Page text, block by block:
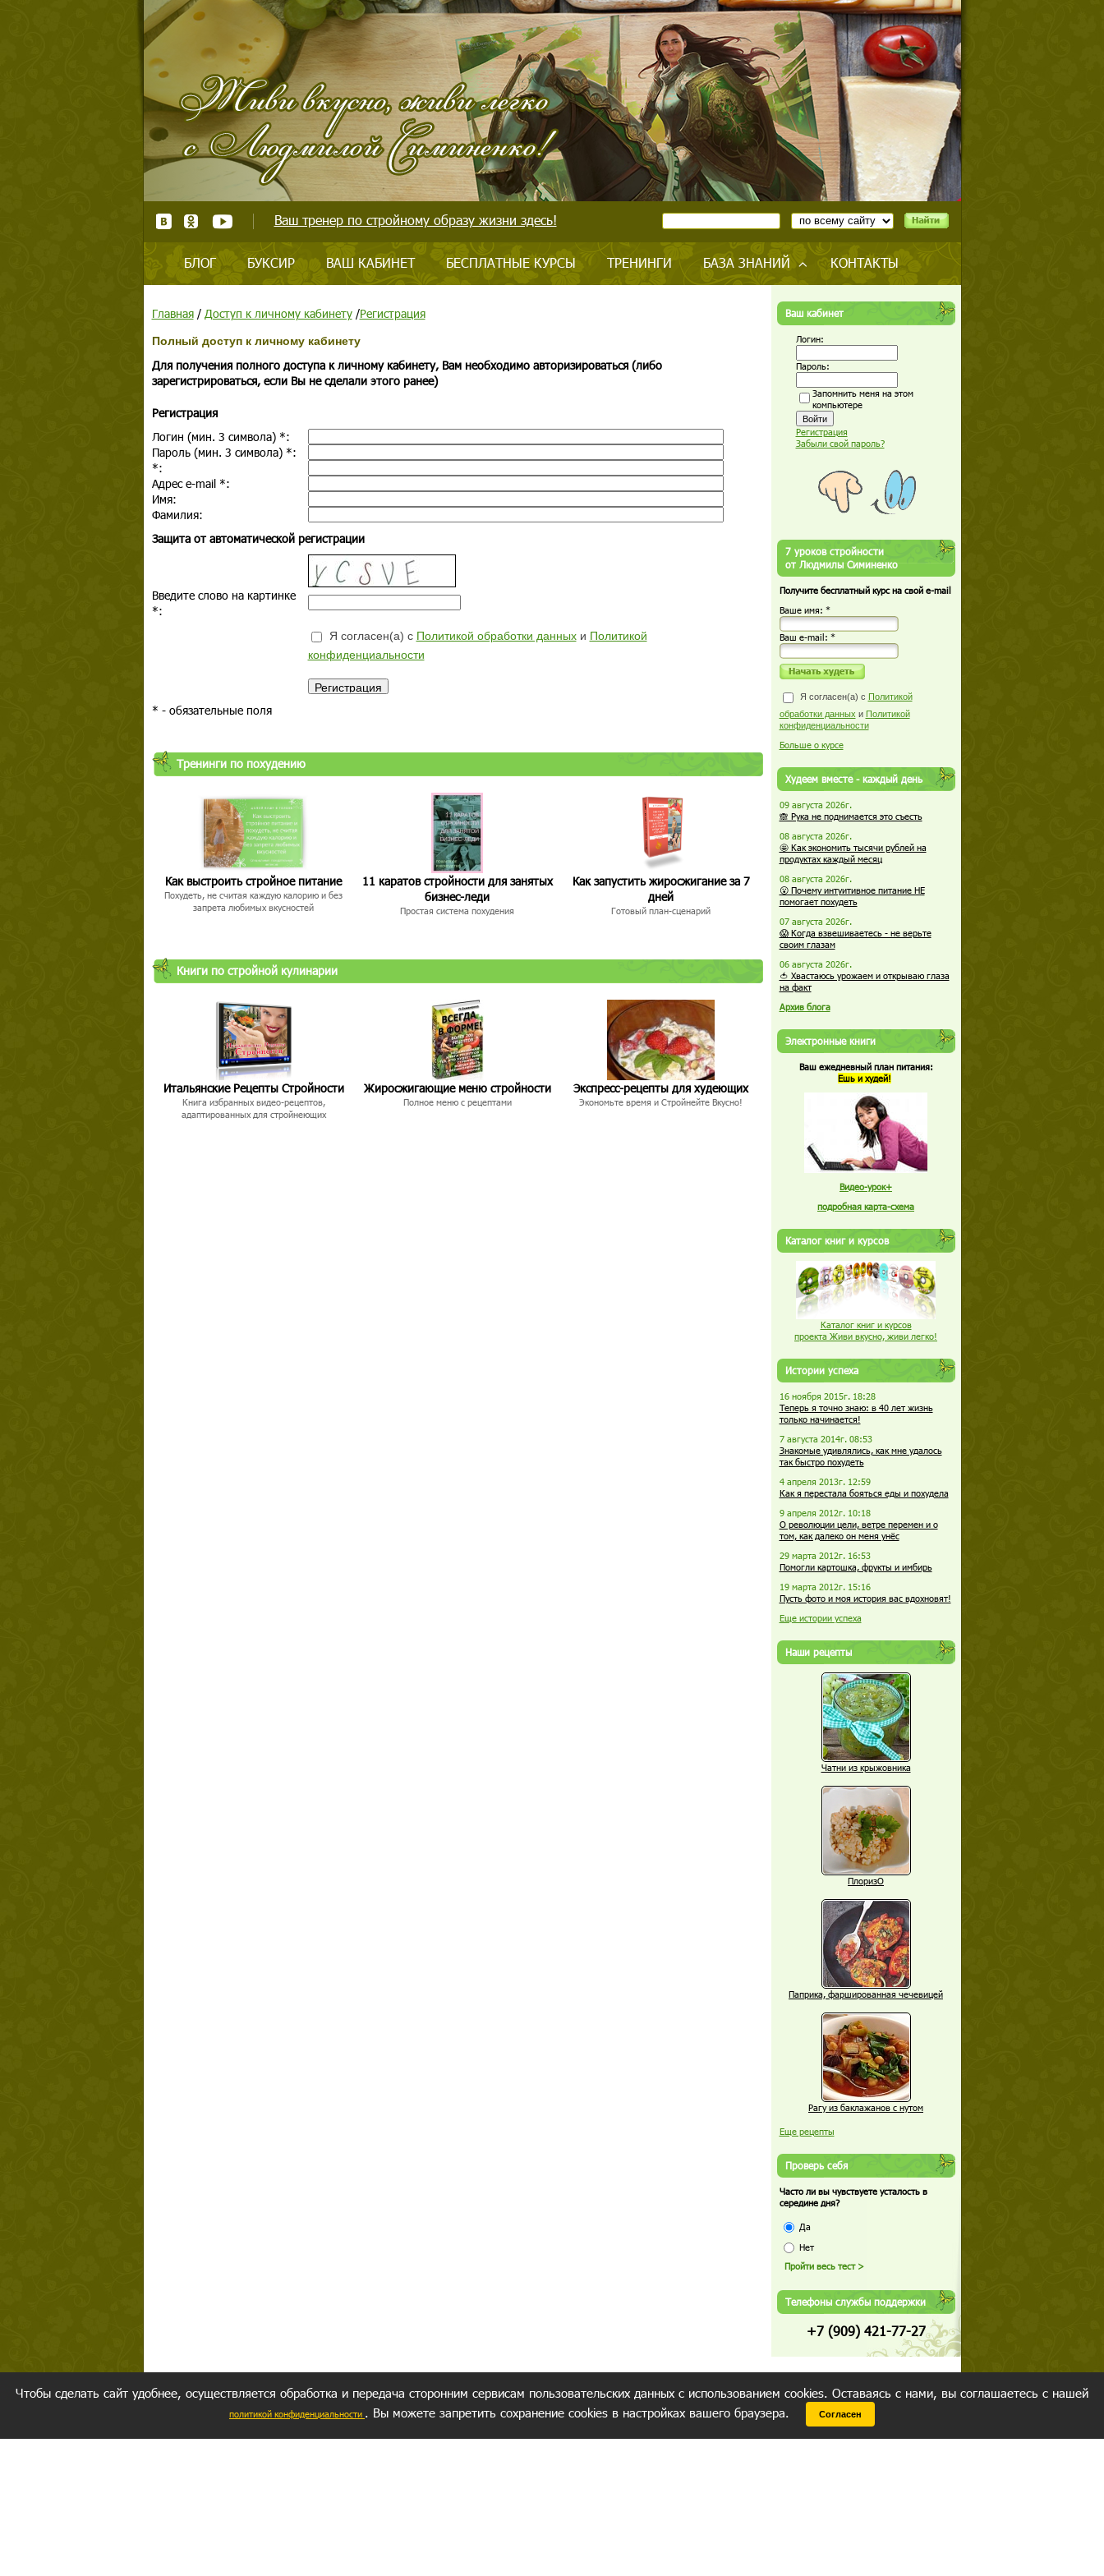
Ваш тренер по стройному образу жизни здесь!
БЛОГ БУКСИР ВАШ КАБИНЕТ БЕСПЛАТНЫЕ КУРСЫ ТРЕНИНГИ БАЗА ЗНАНИЙ КОНТАКТЫ
Главная/ Доступ к личному кабинету/Регистрация
Полный доступ к личному кабинету
Для получения полного доступа к личному кабинету, Вам необходимо авторизироваться (либо
зарегистрироваться, если Вы не сделали этого ранее)
Регистрация
Логин (мин. 3 символа) *:
Пароль (мин. 3 символа) *:
*:
Адрес e-mail *:
Имя:
Фамилия:
Защита от автоматической регистрации
Введите слово на картинке
*:
Я согласен(а) с Политикой обработки данныхи Политикой
конфиденциальности
* - обязательные поля
Тренинги по похудению
Как выстроить стройное питание
Похудеть, не считая каждую калорию и без
запрета любимых вкусностей
11 каратов стройности для занятых
бизнес-леди
Простая система похудения
Как запустить жиросжигание за 7
дней
Готовый план-сценарий
Книги по стройной кулинарии
Итальянские Рецепты Стройности
Книга избранных видео-рецептов,
адаптированных для стройнеющих
Жиросжигающие меню стройности
Полное меню с рецептами
Экспресс-рецепты для худеющих
Экономьте время и Стройнейте Вкусно!
Ваш кабинет
Логин:
Пароль:
Запомнить меня на этом
компьютере
Регистрация
Забыли свой пароль?
7 уроков стройности
от Людмилы Симиненко
Получите бесплатный курс на свой e-mail
Ваше имя: *
Ваш е-mail: *
Я согласен(а) с Политикой
обработки данных и Политикой
конфиденциальности
Больше о курсе
Худеем вместе - каждый день
09 августа 2026г.
🙈 Рука не поднимается это съесть
08 августа 2026г.
🤩 Как экономить тысячи рублей на
продуктах каждый месяц
08 августа 2026г.
😮 Почему интуитивное питание НЕ
помогает похудеть
07 августа 2026г.
😱 Когда взвешиваетесь - не верьте
своим глазам
06 августа 2026г.
🍅 Хвастаюсь урожаем и открываю глаза
на факт
Архив блога
Электронные книги
Ваш ежедневный план питания:
Ешь и худей!
Видео-урок+
подробная карта-схема
Каталог книг и курсов
Каталог книг и курсов
проекта Живи вкусно, живи легко!
Истории успеха
16 ноября 2015г. 18:28
Теперь я точно знаю: в 40 лет жизнь
только начинается!
7 августа 2014г. 08:53
Знакомые удивлялись, как мне удалось
так быстро похудеть
4 апреля 2013г. 12:59
Как я перестала бояться еды и похудела
9 апреля 2012г. 10:18
О революции цели, ветре перемен и о
том, как далеко он меня унёс
29 марта 2012г. 16:53
Помогли картошка, фрукты и имбирь
19 марта 2012г. 15:16
Пусть фото и моя история вас вдохновят!
Еще истории успеха
Наши рецепты
Чатни из крыжовника
ПлоризО
Паприка, фаршированная чечевицей
Рагу из баклажанов с нутом
Еще рецепты
Проверь себя
Часто ли вы чувствуете усталость в
середине дня?
Да
Нет
Телефоны службы поддержки
+7 (909) 421-77-27
Чтобы сделать сайт удобнее, осуществляется обработка и передача сторонним сервисам пользовательских данных с использованием cookies. Оставаясь с нами, вы соглашаетесь с нашей
политикой конфиденциальности . Вы можете запретить сохранение cookies в настройках вашего браузера. Согласен